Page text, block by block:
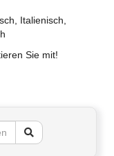
Italienisch,
Sie mit!